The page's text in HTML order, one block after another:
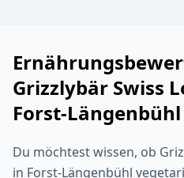
Grizzlybär Swiss
Forst-Längenbühl
Du möchtest wissen, ob
in Forst-Längenbühl